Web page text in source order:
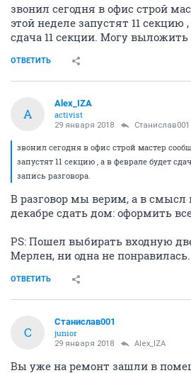
звонил сегодня в офис строй
этой неделе запустят 11 секцию
сдача 11 секции. Могу выложить
ОТВЕТИТЬ
A
Alex_IZA
activist
29 января 2018 Станислав001
звонил сегодня в офис строй мастер
запустят 11 секцию , а в феврале будет
запись разговора.
В разговор мы верим, а в смысл
декабре сдать дом: оформить
PS: Пошел выбирать входную
Мерлен, ни одна не
ОТВЕТИТЬ
С
Станислав001
junior
29 января 2018 Alex_IZA
Вы уже на ремонт зашли в